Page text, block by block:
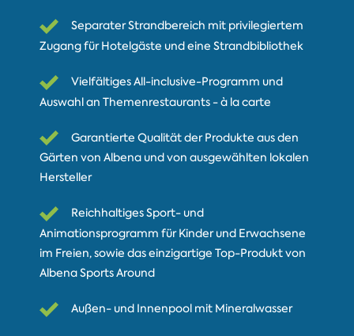
Separater Strandbereich mit privilegiertem
Zugang für Hotelgäste und eine Strandbibliothek
Vielfältiges All-inclusive-Programm und
Auswahl an Themenrestaurants - à la carte
Garantierte Qualität der Produkte aus den
Gärten von Albena und von ausgewählten lokalen
Hersteller
Reichhaltiges Sport- und
Animationsprogramm für Kinder und Erwachsene
im Freien, sowie das einzigartige Top-Produkt von
Albena Sports Around
Außen- und Innenpool mit Mineralwasser